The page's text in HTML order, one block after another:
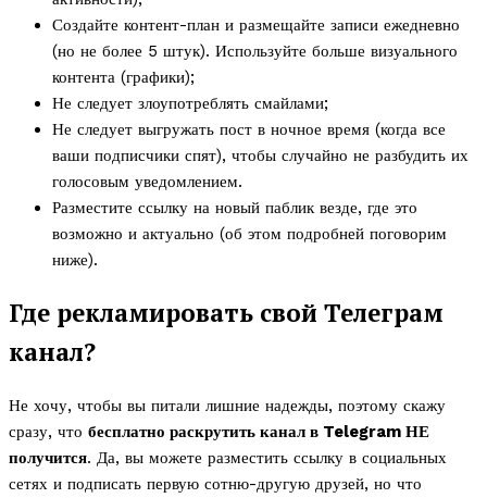
Создайте контент-план и размещайте записи ежедневно
(но не более 5 штук). Используйте больше визуального
контента (графики);
Не следует злоупотреблять смайлами;
Не следует выгружать пост в ночное время (когда все
ваши подписчики спят), чтобы случайно не разбудить их
голосовым уведомлением.
Разместите ссылку на новый паблик везде, где это
возможно и актуально (об этом подробней поговорим
ниже).
Где рекламировать свой Телеграм
канал?
Не хочу, чтобы вы питали лишние надежды, поэтому скажу
сразу, что бесплатно раскрутить канал в Telegram НЕ
получится. Да, вы можете разместить ссылку в социальных
сетях и подписать первую сотню-другую друзей, но что